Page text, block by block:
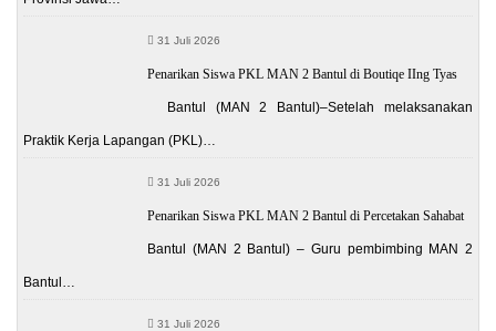
31 Juli 2026
Penarikan Siswa PKL MAN 2 Bantul di Boutiqe IIng Tyas
Bantul (MAN 2 Bantul)–Setelah melaksanakan
Praktik Kerja Lapangan (PKL)…
31 Juli 2026
Penarikan Siswa PKL MAN 2 Bantul di Percetakan Sahabat
Bantul (MAN 2 Bantul) – Guru pembimbing MAN 2
Bantul…
31 Juli 2026